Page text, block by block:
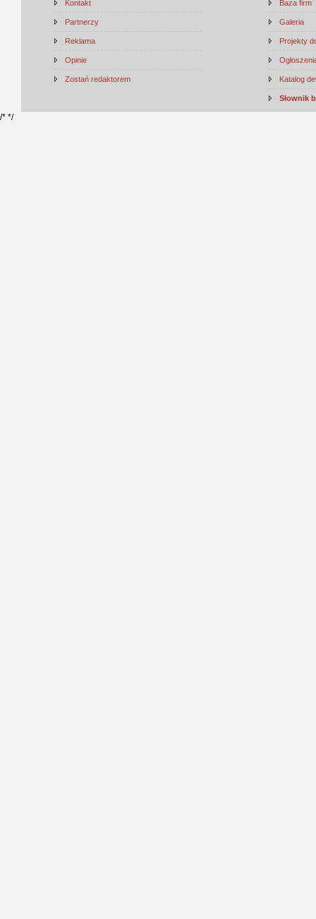
Kontakt
Partnerzy
Reklama
Opinie
Zostań redaktorem
Baza firm
Galeria
Projekty
Katalog
Słownik
/* */